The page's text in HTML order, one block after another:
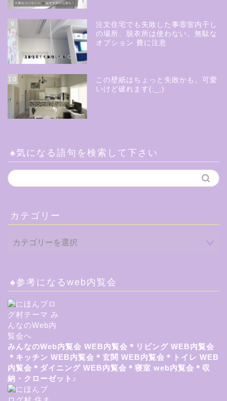
9
注文住宅でも失敗した事⑧室内干し
の場所、脱衣所は使わない。無駄な
オプション 費に注意
10
この壁紙はちょっと失敗かも。可愛
いけど破れます(;_;)
♠気になる語句を検索して下さい
カテゴリー
♠参考になるweb内覧会
みんなのWeb内覧会 WEB内覧会＊リビング WEB内覧会
＊キッチン WEB内覧会＊玄関 WEB内覧会＊トイレ WEB
内覧会＊ダイニング WEB内覧会＊寝室 web内覧会＊収
納・クローゼット♪